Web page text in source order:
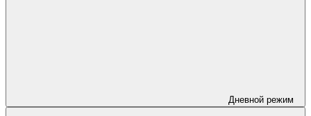
Дневной режим